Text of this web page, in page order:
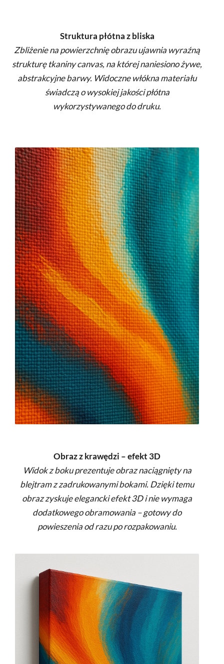
Struktura płótna z bliska
Zbliżenie na powierzchnię obrazu ujawnia wyraźną
strukturę tkaniny canvas, na której naniesiono żywe,
abstrakcyjne barwy. Widoczne włókna materiału
świadczą o wysokiej jakości płótna
wykorzystywanego do druku.
Obraz z krawędzi – efekt 3D
Widok z boku prezentuje obraz naciągnięty na
blejtram z zadrukowanymi bokami. Dzięki temu
obraz zyskuje elegancki efekt 3D i nie wymaga
dodatkowego obramowania – gotowy do
powieszenia od razu po rozpakowaniu.